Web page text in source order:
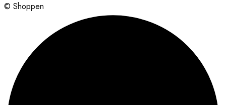
© Shoppen